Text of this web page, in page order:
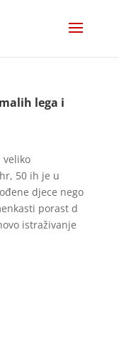
lega i
veliko
50 ih je u
djece nego
porast d
istraživanje